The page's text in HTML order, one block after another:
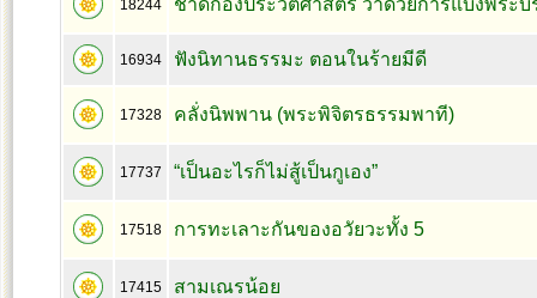
18244 ชาดกอิงประวัติศาสตร์ ว่าด้วยการแบ่งพระ
16934 ฟังนิทานธรรมะ ตอนในร้ายมีดี
17328 คลั่งนิพพาน (พระพิจิตรธรรมพาที)
17737 “เป็นอะไรก็ไม่สู้เป็นกูเอง”
17518 การทะเลาะกันของอวัยวะทั้ง 5
17415 สามเณรน้อย